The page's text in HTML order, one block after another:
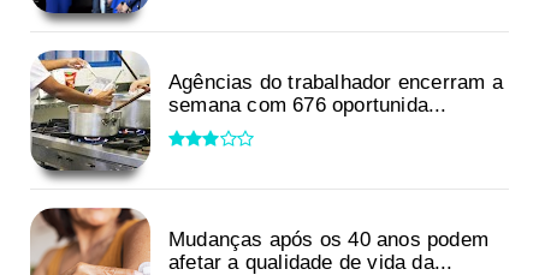
Agências do trabalhador encerram a
semana com 676 oportunida...
Mudanças após os 40 anos podem
afetar a qualidade de vida da...